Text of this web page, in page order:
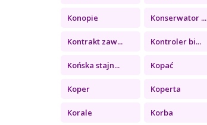
Konopie Konserwator ...
Kontrakt zaw... Kontroler bi...
Końska stajn... Kopać
Koper Koperta
Korale Korba